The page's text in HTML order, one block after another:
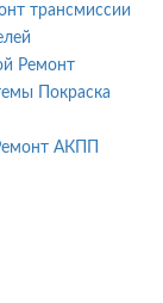
трансмиссии
Ремонт
Покраска
АКПП